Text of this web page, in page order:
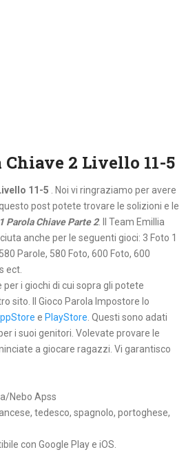
Chiave 2 Livello 11-5
11-5 . Noi vi ringraziamo per avere
post potete trovare le solizioni e le
Parola Chiave Parte 2. Il Team Emillia
anche per le seguenti gioci: 3 Foto 1
Parole, 580 Foto, 600 Foto, 600
ect.
i giochi di cui sopra gli potete
sito. Il Gioco Parola Impostore lo
e PlayStore. Questi sono adati
i suoi genitori. Volevate provare le
a giocare ragazzi. Vi garantisco
Nebo Apss
tedesco, spagnolo, portoghese,
con Google Play e iOS.